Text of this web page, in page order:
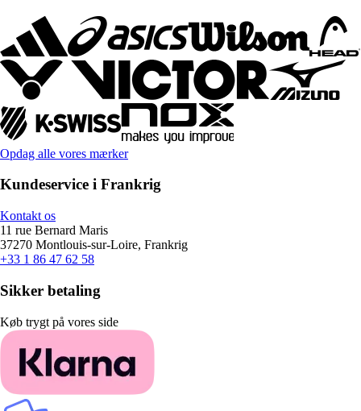
Opdag alle vores mærker
Kundeservice i Frankrig
Kontakt os
11 rue Bernard Maris
37270 Montlouis-sur-Loire, Frankrig
+33 1 86 47 62 58
Sikker betaling
Køb trygt på vores side